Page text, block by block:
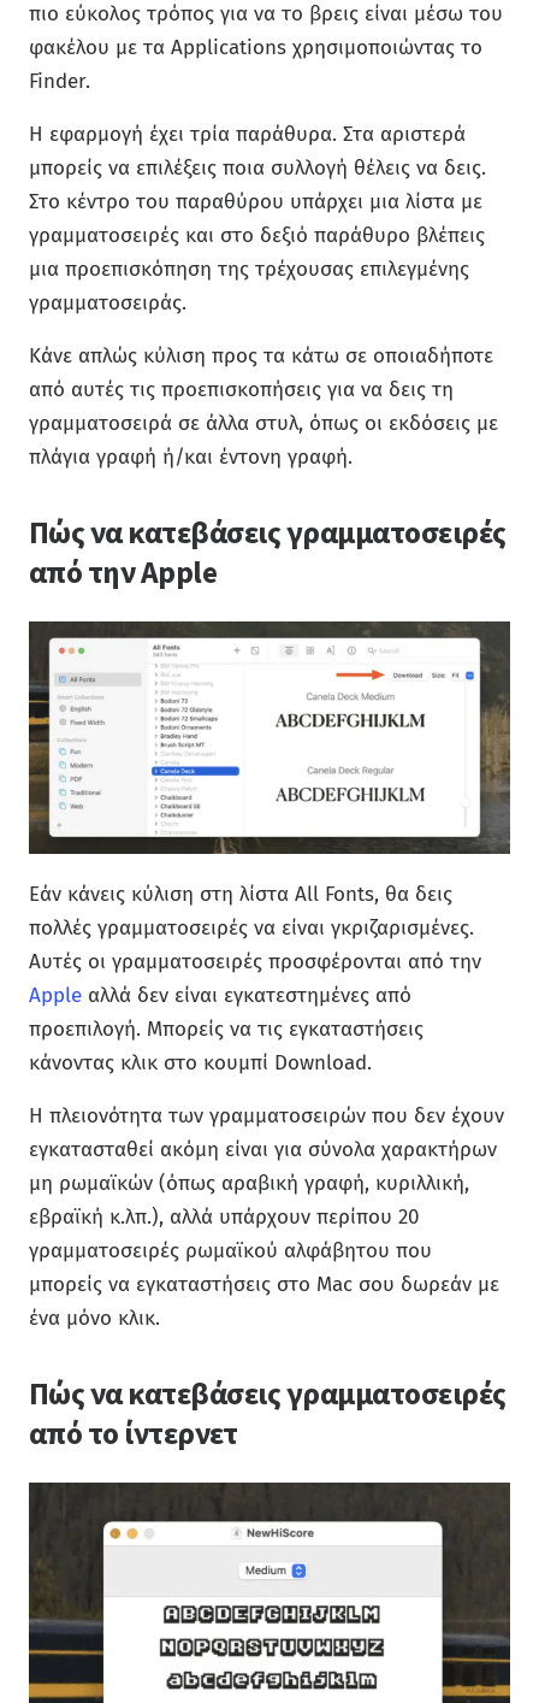
πιο εύκολος τρόπος για να το βρεις είναι μέσω του
φακέλου με τα Applications χρησιμοποιώντας το
Finder.
Η εφαρμογή έχει τρία παράθυρα. Στα αριστερά
μπορείς να επιλέξεις ποια συλλογή θέλεις να δεις.
Στο κέντρο του παραθύρου υπάρχει μια λίστα με
γραμματοσειρές και στο δεξιό παράθυρο βλέπεις
μια προεπισκόπηση της τρέχουσας επιλεγμένης
γραμματοσειράς.
Κάνε απλώς κύλιση προς τα κάτω σε οποιαδήποτε
από αυτές τις προεπισκοπήσεις για να δεις τη
γραμματοσειρά σε άλλα στυλ, όπως οι εκδόσεις με
πλάγια γραφή ή/και έντονη γραφή.
Πώς να κατεβάσεις γραμματοσειρές
από την Apple
Εάν κάνεις κύλιση στη λίστα All Fonts, θα δεις
πολλές γραμματοσειρές να είναι γκριζαρισμένες.
Αυτές οι γραμματοσειρές προσφέρονται από την
Apple αλλά δεν είναι εγκατεστημένες από
προεπιλογή. Μπορείς να τις εγκαταστήσεις
κάνοντας κλικ στο κουμπί Download.
Η πλειονότητα των γραμματοσειρών που δεν έχουν
εγκατασταθεί ακόμη είναι για σύνολα χαρακτήρων
μη ρωμαϊκών (όπως αραβική γραφή, κυριλλική,
εβραϊκή κ.λπ.), αλλά υπάρχουν περίπου 20
γραμματοσειρές ρωμαϊκού αλφάβητου που
μπορείς να εγκαταστήσεις στο Mac σου δωρεάν με
ένα μόνο κλικ.
Πώς να κατεβάσεις γραμματοσειρές
από το ίντερνετ